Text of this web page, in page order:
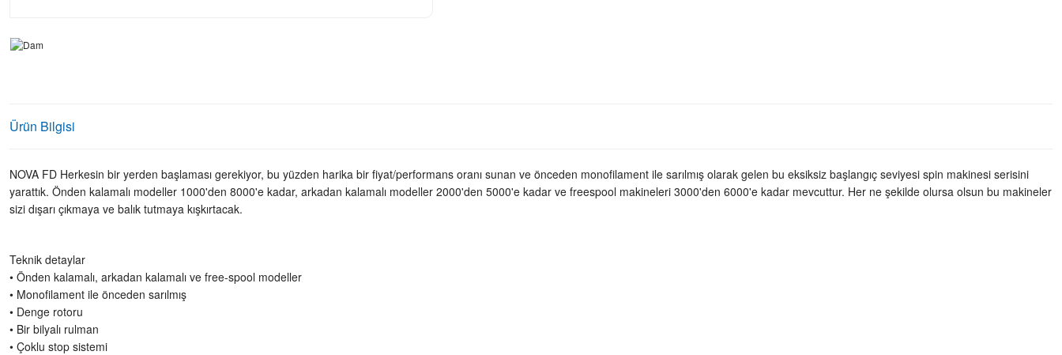
Ürün Bilgisi
NOVA FD Herkesin bir yerden başlaması gerekiyor, bu yüzden harika bir fiyat/performans oranı sunan ve önceden monofilament ile sarılmış olarak gelen bu eksiksiz başlangıç seviyesi spin makinesi serisini
yarattık. Önden kalamalı modeller 1000'den 8000'e kadar, arkadan kalamalı modeller 2000'den 5000'e kadar ve freespool makineleri 3000'den 6000'e kadar mevcuttur. Her ne şekilde olursa olsun bu makineler
sizi dışarı çıkmaya ve balık tutmaya kışkırtacak.
Teknik detaylar
• Önden kalamalı, arkadan kalamalı ve free-spool modeller
• Monofilament ile önceden sarılmış
• Denge rotoru
• Bir bilyalı rulman
• Çoklu stop sistemi